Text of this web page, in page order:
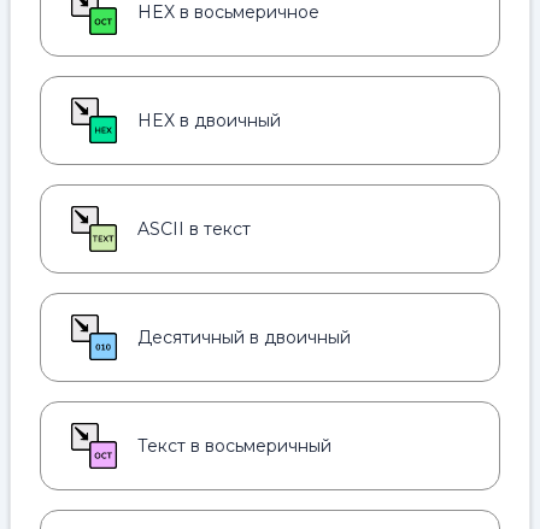
HEX в восьмеричное
HEX в двоичный
ASCII в текст
Десятичный в двоичный
Текст в восьмеричный